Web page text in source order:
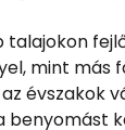
talajokon
mint más
évszakok
benyomást